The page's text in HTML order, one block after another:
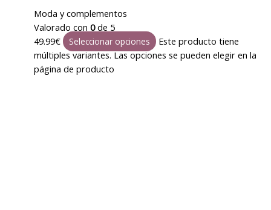
Moda y complementos
Valorado con 0de 5
49.99€ Seleccionar opciones
Este producto tiene
múltiples variantes. Las opciones se pueden elegir en la
página de producto